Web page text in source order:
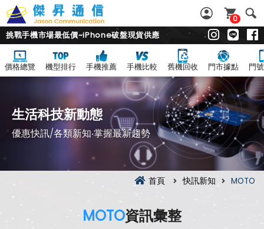
0
挑戰手機市場最低價~iPhone破盤現貨供應
價格總覽 機型排行 手機推薦 手機比較 舊機回收 門市據點 門
生活科技新動態
優惠快訊/各類新知‧掌握最新趨勢
首頁 快訊新知 MOTO
MOTO資訊彙整